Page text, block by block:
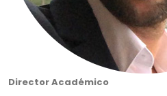
Director Académico